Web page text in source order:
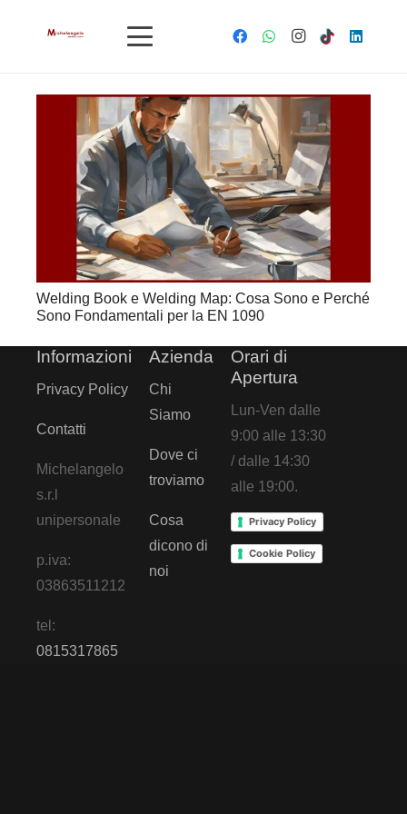
Welding Book e Welding Map: Cosa Sono e Perché
Sono Fondamentali per la EN 1090
Informazioni
Privacy Policy
Contatti
Michelangelo
s.r.l
unipersonale
p.iva:
03863511212
tel:
0815317865
Azienda
Chi
Siamo
Dove ci
troviamo
Cosa
dicono di
noi
Orari di
Apertura
Lun-Ven dalle
9:00 alle 13:30
/ dalle 14:30
alle 19:00.
Privacy Policy
Cookie Policy